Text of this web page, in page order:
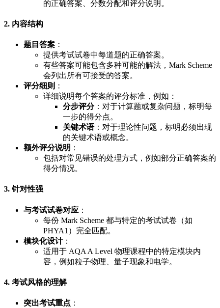
的正确答案、分数分配和评分说明。
2. 内容结构
题目答案 ：
提供考试试卷中每道题的正确答案。
有些答案可能包含多种可能的解法，Mark Scheme
会列出所有可接受的答案。
评分细则 ：
详细说明每个答案的评分标准，例如：
分步评分：对于计算题或复杂问题，标明每
一步的得分点。
关键术语：对于理论性问题，标明必须出现
的关键术语或概念。
额外评分说明 ：
包括对常见错误的处理方式，例如部分正确答案的
得分情况。
3. 针对性强
与考试试卷对应 ：
每份 Mark Scheme 都与特定的考试试卷（如
PHYA1）完全匹配。
模块化设计：
适用于 AQA A Level 物理课程中的特定模块内
容，例如粒子物理、量子现象和电学。
4. 考试风格的理解
突出考试重点 ：